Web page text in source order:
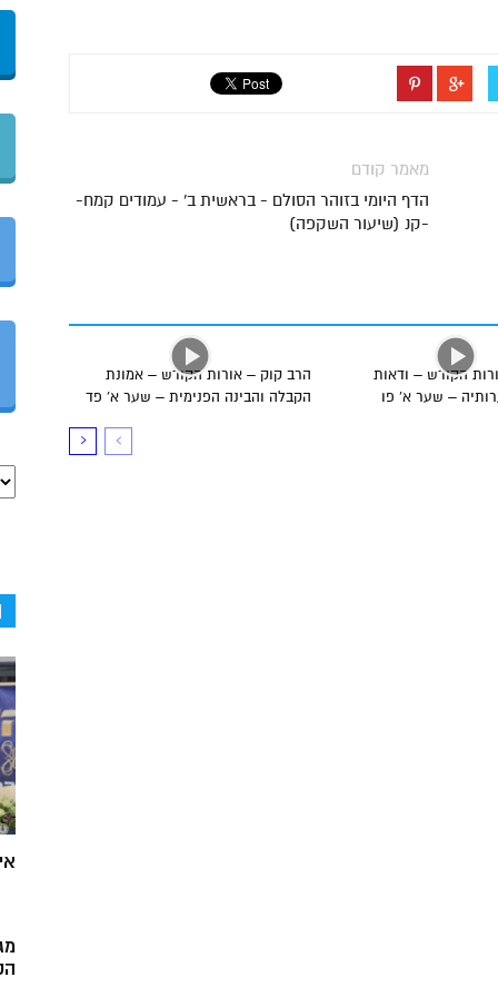
מאמר קודם
הדף היומי בזוהר הסולם - בראשית ב' - עמודים קמח-
-קנ (שיעור השקפה)
הרב קוק – אורות הקודש – אמונת
הקבלה והבינה הפנימית – שער א’ פד
הקודש – ודאות
– שער א’ פו